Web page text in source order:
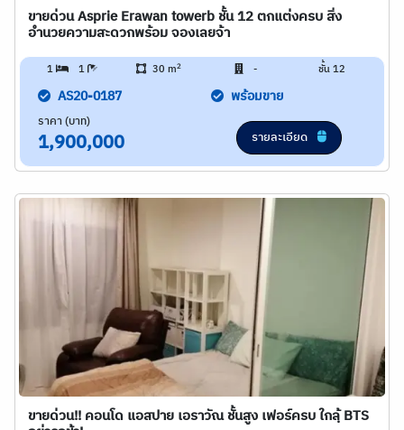
ขายด่วน Asprie Erawan towerb ชั้น 12 ตกแต่งครบ สิ่ง
อำนวยความสะดวกพร้อม จองเลยจ้า
1 1 30 m2 - ชั้น 12
AS20-0187 พร้อมขาย
ราคา (บาท)
1,900,000 รายละเอียด
ขายด่วน!! คอนโด แอสปาย เอราวัณ ชั้นสูง เฟอร์ครบ ใกลฺ้ BTS